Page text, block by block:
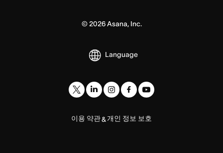
© 2026Asana, Inc.
Language
이용 약관& 개인 정보 보호